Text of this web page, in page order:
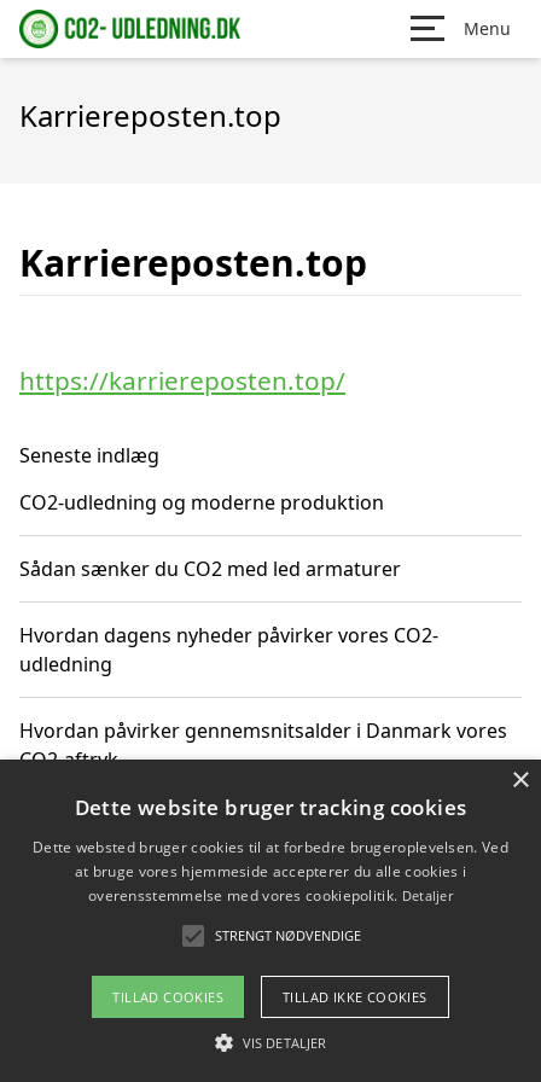
Menu
Karriereposten.top
Karriereposten.top
https://karriereposten.top/
Seneste indlæg
CO2-udledning og moderne produktion
Sådan sænker du CO2 med led armaturer
Hvordan dagens nyheder påvirker vores CO2-
udledning
Hvordan påvirker gennemsnitsalder i Danmark vores
CO2-aftryk
Hvordan nyheder om CO2-udledning påvirker vores
hverdag
Om / kontakt
Blog Betingelser
×
Dette website bruger tracking cookies
Dette websted bruger cookies til at forbedre brugeroplevelsen. Ved
at bruge vores hjemmeside accepterer du alle cookies i
overensstemmelse med vores cookiepolitik. Detaljer
STRENGT NØDVENDIGE
TILLAD COOKIES TILLAD IKKE COOKIES
VIS DETALJER